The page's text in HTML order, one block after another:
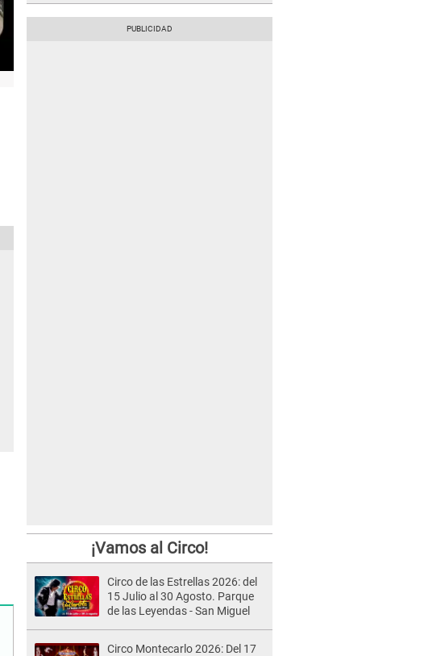
¡Vamos al Circo!
Circo de las Estrellas 2026: del
15 Julio al 30 Agosto. Parque
de las Leyendas - San Miguel
Circo Montecarlo 2026: Del 17